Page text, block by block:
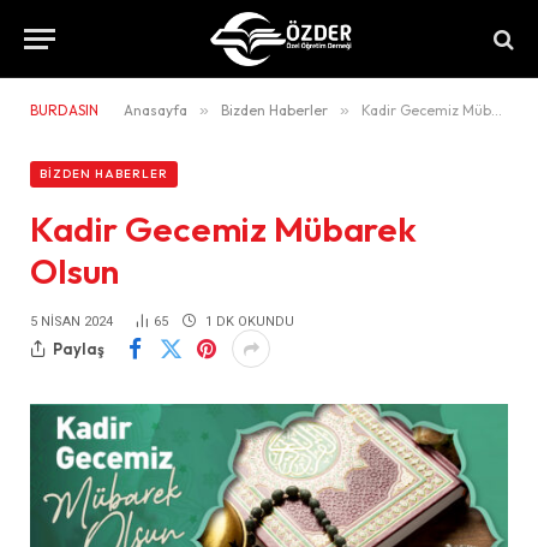
BURDASIN Anasayfa » Bizden Haberler » Kadir Gecemiz Mübarek Olsun
BIZDEN HABERLER
Kadir Gecemiz Mübarek
Olsun
5 NISAN 2024 65 1 DK OKUNDU
Paylaş